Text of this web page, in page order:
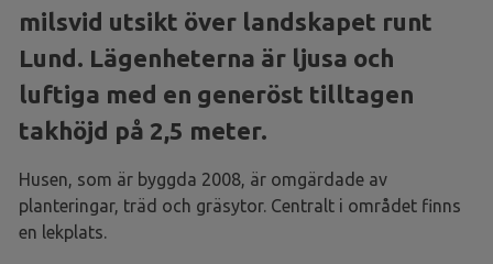
milsvid utsikt över landskapet runt
Lund. Lägenheterna är ljusa och
luftiga med en generöst tilltagen
takhöjd på 2,5 meter.
Husen, som är byggda 2008, är omgärdade av
planteringar, träd och gräsytor. Centralt i området finns
en lekplats.